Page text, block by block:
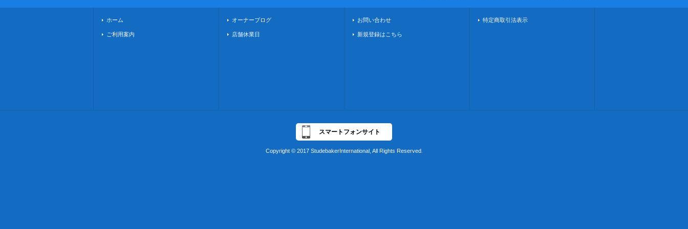
ホーム
ご利用案内
オーナーブログ
店舗休業日
お問い合わせ
新規登録はこちら
特定商取引法表示
スマートフォンサイト
Copyright © 2017 StudebakerInternational, All Rights Reserved.